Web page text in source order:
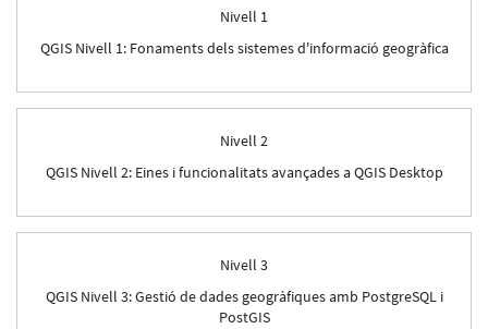
Nivell 1
QGIS Nivell 1: Fonaments dels sistemes d'informació geogràfica
Nivell 2
QGIS Nivell 2: Eines i funcionalitats avançades a QGIS Desktop
Nivell 3
QGIS Nivell 3: Gestió de dades geogràfiques amb PostgreSQL i
PostGIS